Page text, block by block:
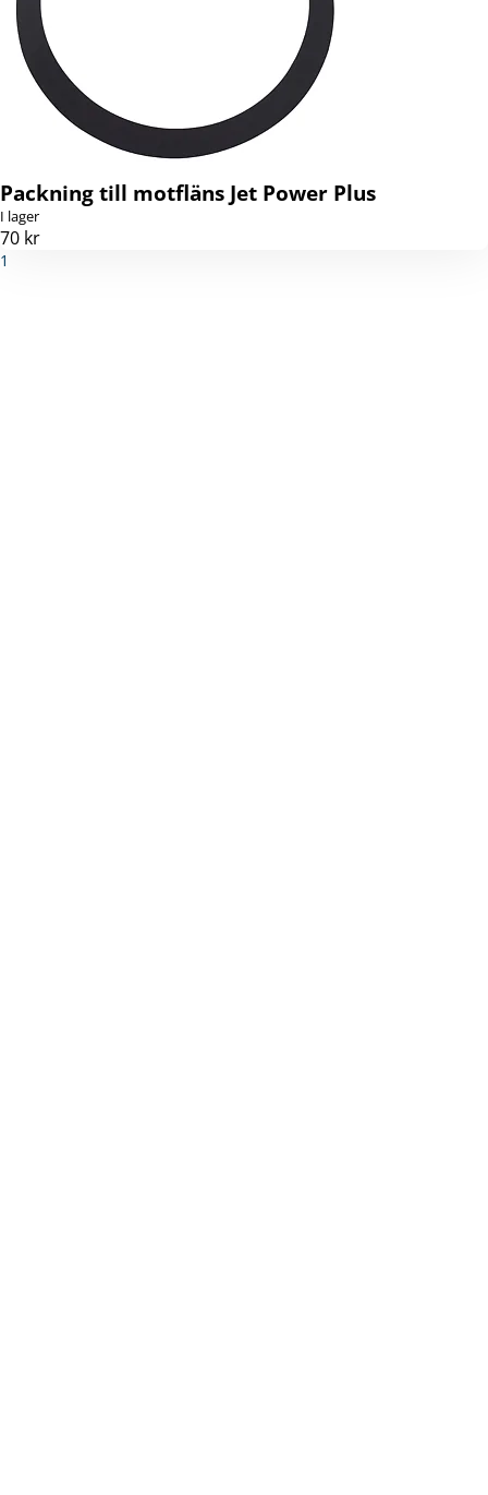
Packning till motfläns Jet Power Plus
I lager
70 kr
1